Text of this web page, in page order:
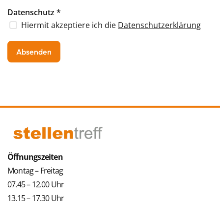
Datenschutz*
Hiermit akzeptiere ich die Datenschutzerklärung
Öffnungszeiten
Montag – Freitag
07.45 – 12.00 Uhr
13.15 – 17.30 Uhr